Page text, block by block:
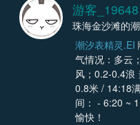
游客_19648
珠海金沙滩的
潮汐表精灵.EI
气情况：多云
风；0.2-0.4浪
0.8米 / 14:18
间： - 6:20 ~
愉快！